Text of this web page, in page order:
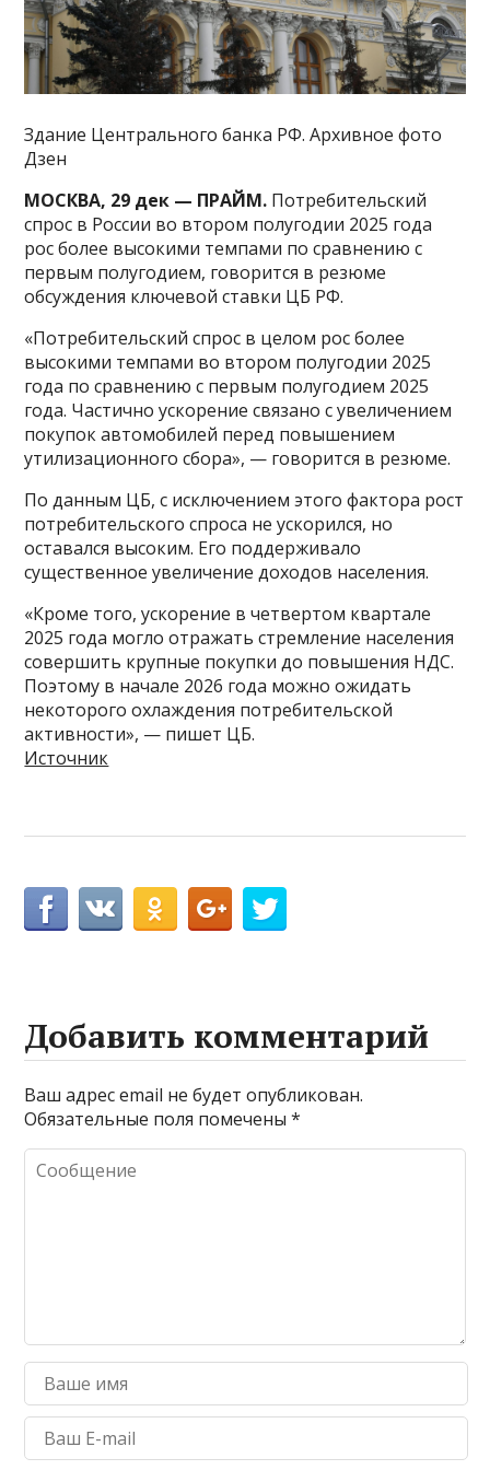
Здание Центрального банка РФ. Архивное фото
Дзен
МОСКВА, 29 дек — ПРАЙМ. Потребительский
спрос в России во втором полугодии 2025 года
рос более высокими темпами по сравнению с
первым полугодием, говорится в резюме
обсуждения ключевой ставки ЦБ РФ.
«Потребительский спрос в целом рос более
высокими темпами во втором полугодии 2025
года по сравнению с первым полугодием 2025
года. Частично ускорение связано с увеличением
покупок автомобилей перед повышением
утилизационного сбора», — говорится в резюме.
По данным ЦБ, с исключением этого фактора рост
потребительского спроса не ускорился, но
оставался высоким. Его поддерживало
существенное увеличение доходов населения.
«Кроме того, ускорение в четвертом квартале
2025 года могло отражать стремление населения
совершить крупные покупки до повышения НДС.
Поэтому в начале 2026 года можно ожидать
некоторого охлаждения потребительской
активности», — пишет ЦБ.
Источник
Добавить комментарий
Ваш адрес email не будет опубликован.
Обязательные поля помечены*